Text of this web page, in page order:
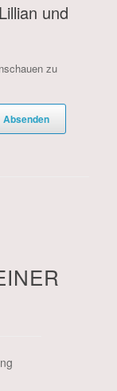
und
zu